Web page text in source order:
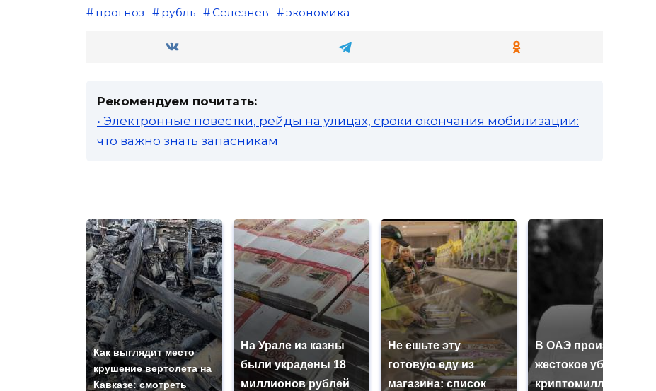
прогноз
рубль Селезнев экономика
Рекомендуем почитать:
• Электронные повестки, рейды на улицах, сроки окончания мобилизации:
что важно знать запасникам
Как выглядит место
крушение вертолета на
Кавказе: смотреть
На Урале из казны
были украдены 18
миллионов рублей
Не ешьте эту
готовую еду из
магазина: список
В ОАЭ произошло
жестокое убийство
криптомиллионера